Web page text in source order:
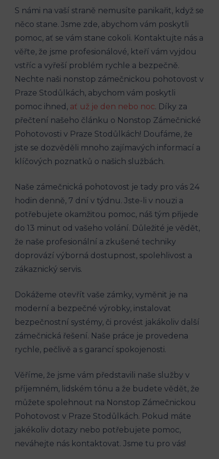
S námi na vaší straně nemusíte panikařit, když se
něco stane. Jsme zde, abychom vám poskytli
pomoc, ať se vám stane cokoli. Kontaktujte nás a
věřte, že jsme profesionálové, kteří vám vyjdou
vstříc a vyřeší problém rychle a bezpečně.
Nechte naši nonstop zámečnickou pohotovost v
Praze Stodůlkách, abychom vám poskytli
pomoc ihned, ať už je den nebo noc. Díky za
přečtení našeho článku o Nonstop Zámečnické
Pohotovosti v Praze Stodůlkách! Doufáme, že
jste se dozvěděli mnoho zajímavých informací a
klíčových poznatků o našich službách.
Naše zámečnická pohotovost je tady pro vás 24
hodin denně, 7 dní v týdnu. Jste-li v nouzi a
potřebujete okamžitou pomoc, náš tým přijede
do 13 minut od vašeho volání. Důležité je vědět,
že naše profesionální a zkušené techniky
doprovází výborná dostupnost, spolehlivost a
zákaznický servis.
Dokážeme otevřít vaše zámky, vyměnit je na
moderní a bezpečné výrobky, instalovat
bezpečnostní systémy, či provést jakákoliv další
zámečnická řešení. Naše práce je provedena
rychle, pečlivě a s garancí spokojenosti.
Věříme, že jsme vám představili naše služby v
příjemném, lidském tónu a že budete vědět, že
můžete spolehnout na Nonstop Zámečnickou
Pohotovost v Praze Stodůlkách. Pokud máte
jakékoliv dotazy nebo potřebujete pomoc,
neváhejte nás kontaktovat. Jsme tu pro vás!